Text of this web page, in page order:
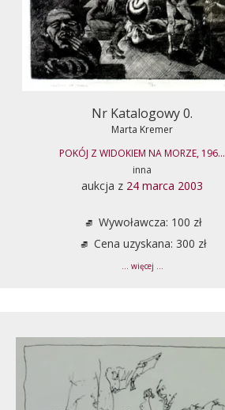
Nr Katalogowy 0.
Marta Kremer
POKÓJ Z WIDOKIEM NA MORZE, 196...
inna
aukcja z 24 marca 2003
Wywoławcza: 100 zł
Cena uzyskana: 300 zł
... więcej ...